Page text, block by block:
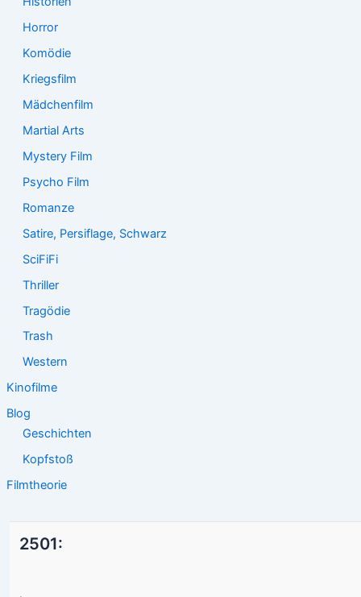
Horror
Komödie
Kriegsfilm
Mädchenfilm
Martial Arts
Mystery Film
Psycho Film
Romanze
Satire, Persiflage, Schwarz
SciFiFi
Thriller
Tragödie
Trash
Western
Kinofilme
Blog
Geschichten
Kopfstoß
Filmtheorie
2501: